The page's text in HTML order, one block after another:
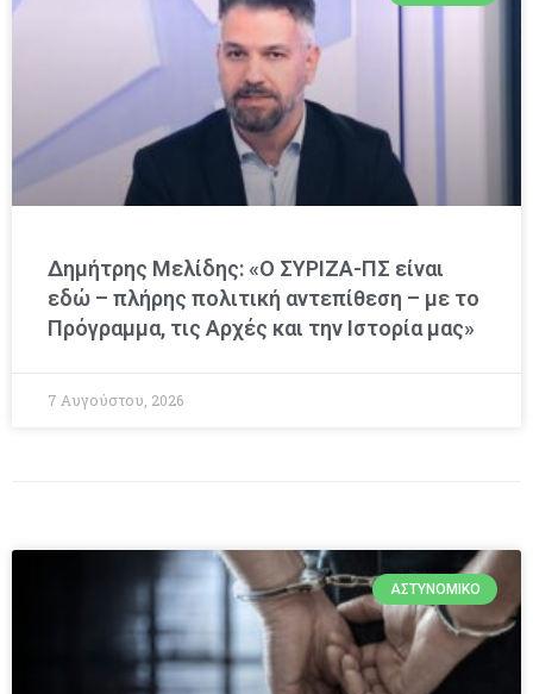
Δημήτρης Μελίδης: «Ο ΣΥΡΙΖΑ-ΠΣ είναι
εδώ – πλήρης πολιτική αντεπίθεση – με το
Πρόγραμμα, τις Αρχές και την Ιστορία μας»
7 Αυγούστου, 2026
ΑΣΤΥΝΟΜΙΚΌ